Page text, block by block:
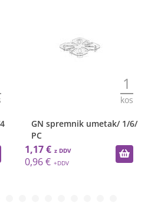
1
kos
GN spremnik umetak/ 1/6/
PC
1,17 €
0,96 €